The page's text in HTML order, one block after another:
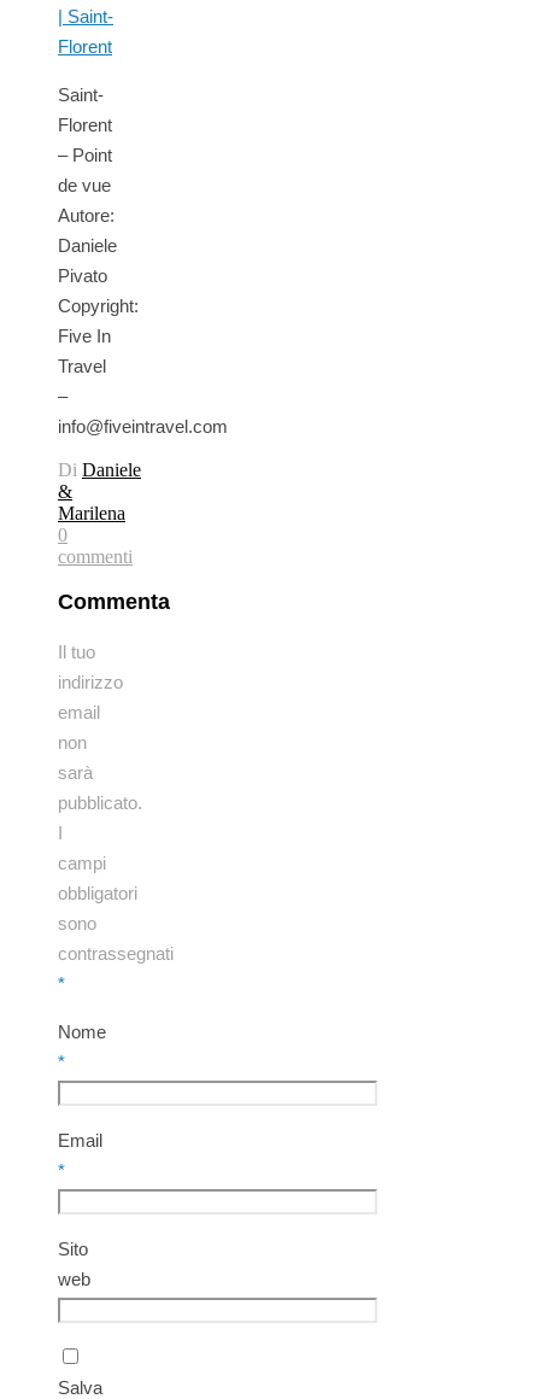
Saint-
Florent
– Point
de vue
Autore:
Daniele
Pivato
Copyright:
Five In
Travel
–
info@fiveintravel.com
Di Daniele
&
Marilena
0
commenti
Commenta
Il tuo
indirizzo
email
non
sarà
pubblicato.
I
campi
obbligatori
sono
contrassegnati
*
Nome
*
Email
*
Sito
web
Salva